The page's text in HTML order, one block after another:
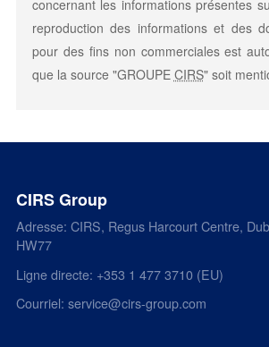
concernant les informations présentes
reproduction des informations et des
pour des fins non commerciales est
que la source "GROUPE CIRS" soit
CIRS Group
Adresse: CIRS, Regus Harcourt Centre,
HW77
Ligne directe: +353 1 477 3710 (EU)
Courriel: service@cirs-group.com